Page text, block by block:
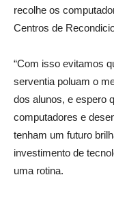
recolhe os
Centros de
“Com isso evitamos
serventia poluam o
dos alunos, e espero
computadores e
tenham um futuro
investimento de
uma rotina.